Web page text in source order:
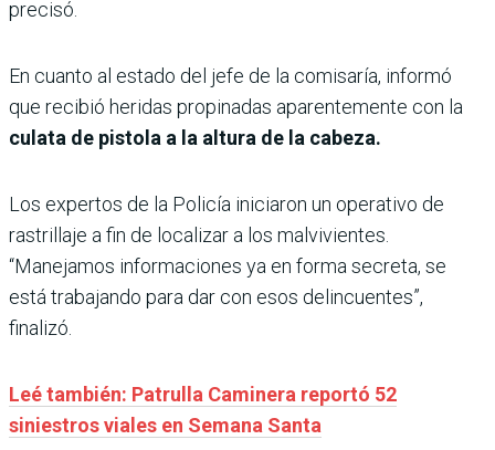
precisó.
En cuanto al estado del jefe de la comisaría, informó
que recibió heridas propinadas aparentemente con la
culata de pistola a la altura de la cabeza.
Los expertos de la Policía iniciaron un operativo de
rastrillaje a fin de localizar a los malvivientes.
“Manejamos informaciones ya en forma secreta, se
está trabajando para dar con esos delincuentes”,
finalizó.
Leé también: Patrulla Caminera reportó 52
siniestros viales en Semana Santa